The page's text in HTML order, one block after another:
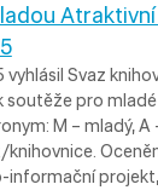
vyhlásil Svaz
soutěže pro
M – mladý,
knihovnice.
informační